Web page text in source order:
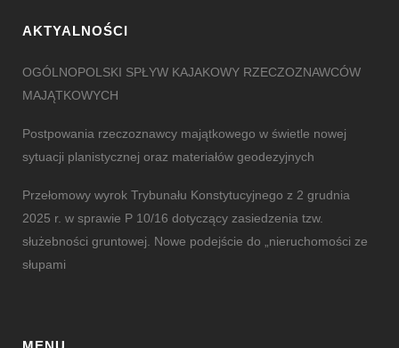
AKTYALNOŚCI
OGÓLNOPOLSKI SPŁYW KAJAKOWY RZECZOZNAWCÓW
MAJĄTKOWYCH
Postpowania rzeczoznawcy majątkowego w świetle nowej
sytuacji planistycznej oraz materiałów geodezyjnych
Przełomowy wyrok Trybunału Konstytucyjnego z 2 grudnia
2025 r. w sprawie P 10/16 dotyczący zasiedzenia tzw.
służebności gruntowej. Nowe podejście do „nieruchomości ze
słupami